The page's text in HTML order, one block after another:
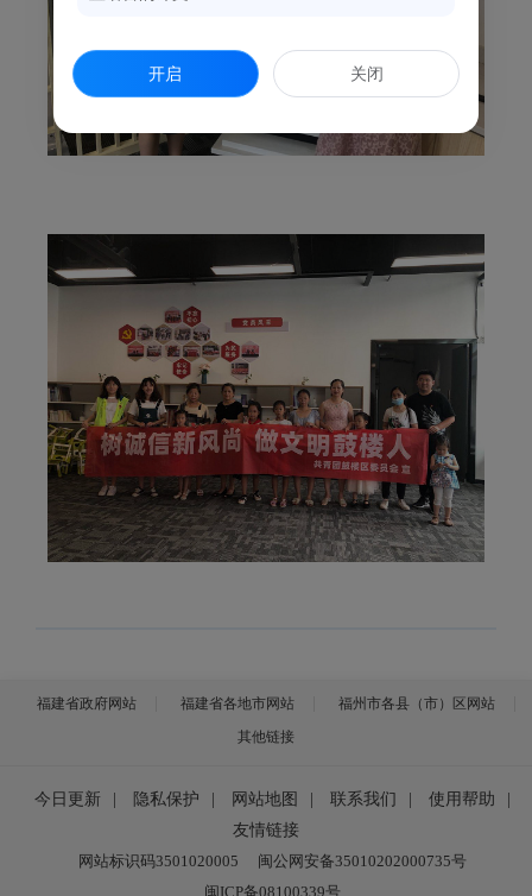
福建省政府网站 福建省各地市网站
福州市各县（市）区网站
其他链接
今日更新 隐私保护 网站地图 联系我们 使用帮助
友情链接
网站标识码3501020005
闽公网安备35010202000735号
闽ICP备08100339号
开启 关闭